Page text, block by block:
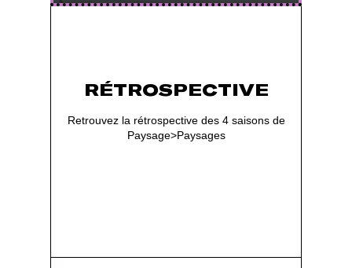
RÉTROSPECTIVE
Retrouvez la rétrospective des 4 saisons de
Paysage>Paysages